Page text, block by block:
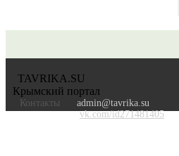
TAVRIKA.SU
Крымский портал
Контакты
admin@tavrika.su
vk.com/id271481405